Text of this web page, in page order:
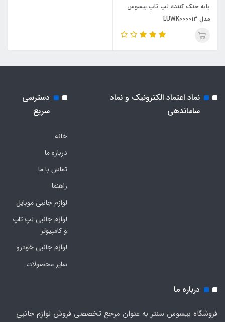
پایه خنک کننده لپ تاپ بیسوس
مدل LUWK000013
نماد اعتماد الکترونیک و نماد
ساماندهی
دسترسی
سریع
خانه
درباره ما
تماس با ما
راهنما
لوازم جانبی موبایل
لوازم جانبی لپ تاپ
و کامپیوتر
لوازم جانبی خودرو
سایر محصولات
درباره ما
فروشگاه بیسوس سنتر به عنوان مرجع تخصصی فروش لوازم جانبی